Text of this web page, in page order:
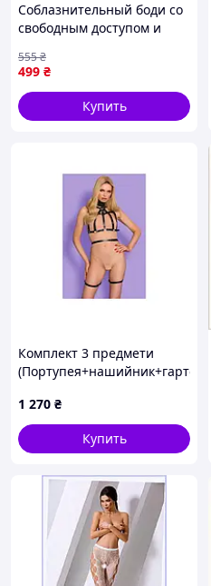
Соблазнительный боди со
свободным доступом и
Белый
499 ₴
555₴
Купить
Комплект 3 предмети
1 270 ₴
Купить